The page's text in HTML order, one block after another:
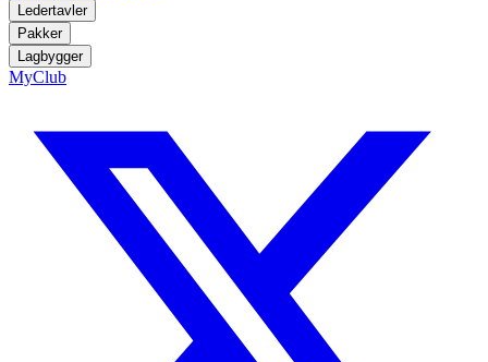
Ledertavler
Pakker
Lagbygger
MyClub